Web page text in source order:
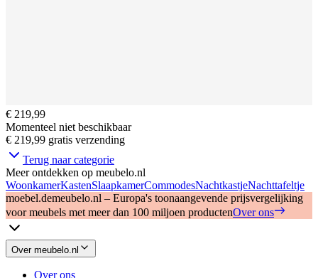
€ 219,99
Momenteel niet beschikbaar
€ 219,99 gratis verzending
Terug naar categorie
Meer ontdekken op meubelo.nl
WoonkamerKastenSlaapkamerCommodesNachtkastjeNachttafeltje
moebel.demeubelo.nl – Europa's toonaangevende prijsvergelijking
voor meubels met meer dan 100 miljoen productenOver ons
Over meubelo.nl
Over ons